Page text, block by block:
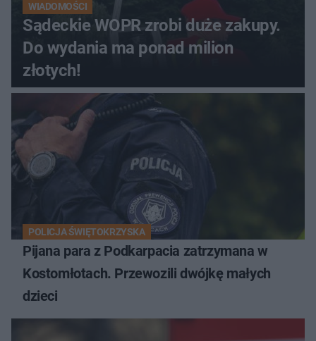
WIADOMOŚCI
Sądeckie WOPR zrobi duże zakupy.
Do wydania ma ponad milion
złotych!
POLICJA ŚWIĘTOKRZYSKA
Pijana para z Podkarpacia zatrzymana w
Kostomłotach. Przewozili dwójkę małych
dzieci